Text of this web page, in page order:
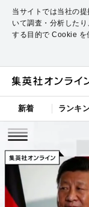
当サイトでは当社の
いて調査・分析した
する目的で Cookie を
新着 ランキ